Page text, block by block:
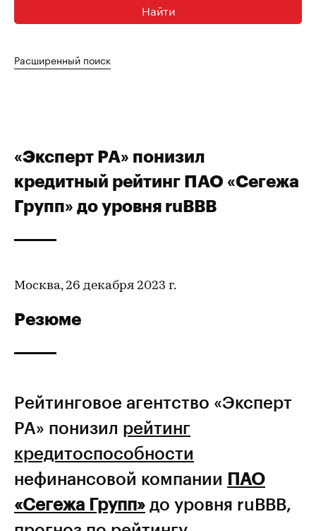
Найти
Расширенный поиск
«Эксперт РА» понизил
кредитный рейтинг ПАО «Сегежа
Групп» до уровня ruBBB
Москва, 26 декабря 2023 г.
Резюме
Рейтинговое агентство «Эксперт
РА» понизил рейтинг
кредитоспособности
нефинансовой компании ПАО
«Сегежа Групп» до уровня ruВВВ,